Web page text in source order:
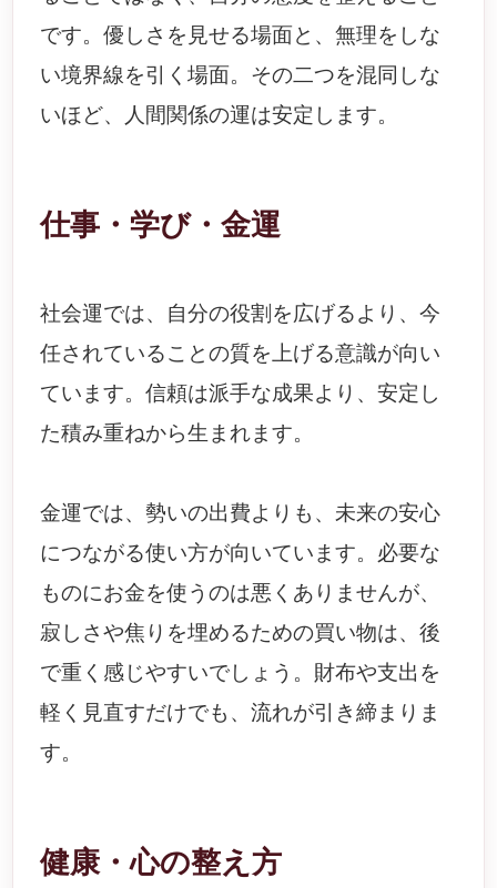
です。優しさを見せる場面と、無理をしな
い境界線を引く場面。その二つを混同しな
いほど、人間関係の運は安定します。
仕事・学び・金運
社会運では、自分の役割を広げるより、今
任されていることの質を上げる意識が向い
ています。信頼は派手な成果より、安定し
た積み重ねから生まれます。
金運では、勢いの出費よりも、未来の安心
につながる使い方が向いています。必要な
ものにお金を使うのは悪くありませんが、
寂しさや焦りを埋めるための買い物は、後
で重く感じやすいでしょう。財布や支出を
軽く見直すだけでも、流れが引き締まりま
す。
健康・心の整え方